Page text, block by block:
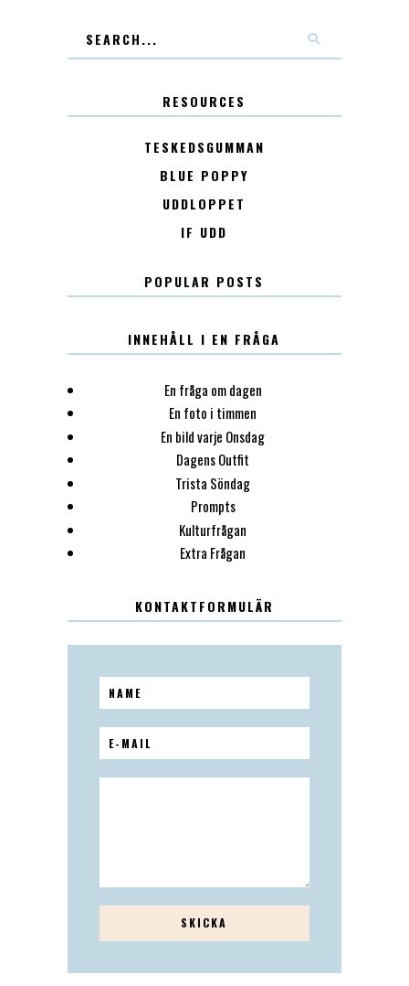
RESOURCES
TESKEDSGUMMAN
BLUE POPPY
UDDLOPPET
IF UDD
POPULAR POSTS
INNEHÅLL I EN FRÅGA
En fråga om dagen
En foto i timmen
En bild varje Onsdag
Dagens Outfit
Trista Söndag
Prompts
Kulturfrågan
Extra Frågan
KONTAKTFORMULÄR